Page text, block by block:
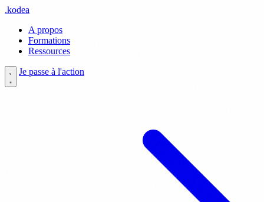
.kodea
A propos
Formations
Ressources
Je passe à l'action